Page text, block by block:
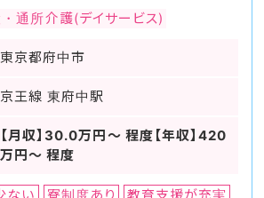
通所介護(デイサービス)
東京都府中市
京王線 東府中駅
【月収】30.0万円～ 程度【年収】420
万円～ 程度